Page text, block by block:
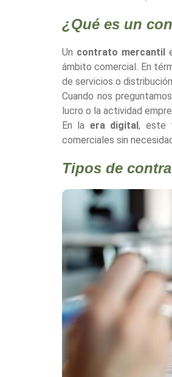
¿Qué es un
Un contrato mercantil
ámbito comercial. En
de servicios o
Cuando nos preguntamos
lucro o la actividad
En la era digital, este
comerciales sin
Tipos de